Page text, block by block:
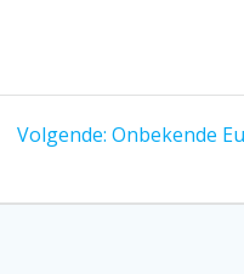
Volgende: Volgend
Onbekende